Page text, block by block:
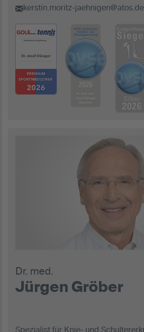
kerstin.moritz-jaehnigen@atos.de
Dr. med.
Jürgen Gröber
Spezialist für Knie- und